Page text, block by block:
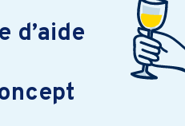
d’aide